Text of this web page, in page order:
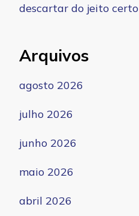
descartar do jeito certo
Arquivos
agosto 2026
julho 2026
junho 2026
maio 2026
abril 2026